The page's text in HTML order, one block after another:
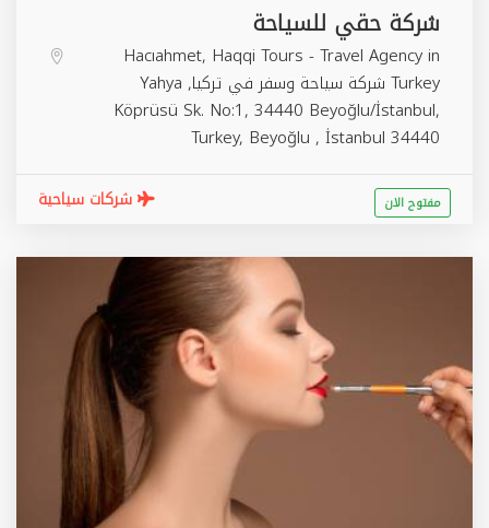
شركة حقي للسياحة
Hacıahmet, Haqqi Tours - Travel Agency in
Turkey شركة سياحة وسفر في تركيا, Yahya
Köprüsü Sk. No:1, 34440 Beyoğlu/İstanbul,
Turkey, Beyoğlu , İstanbul 34440
شركات سياحية مفتوح الان